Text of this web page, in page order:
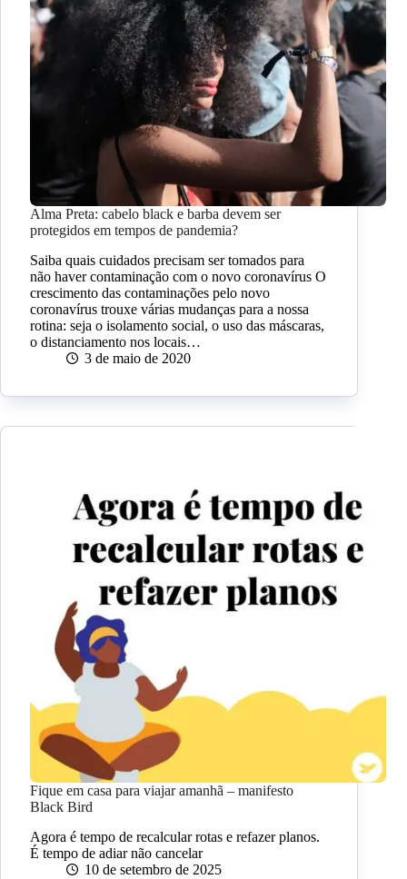
Alma Preta: cabelo black e barba devem ser
protegidos em tempos de pandemia?
Saiba quais cuidados precisam ser tomados para
não haver contaminação com o novo coronavírus O
crescimento das contaminações pelo novo
coronavírus trouxe várias mudanças para a nossa
rotina: seja o isolamento social, o uso das máscaras,
o distanciamento nos locais…
3 de maio de 2020
Fique em casa para viajar amanhã – manifesto
Black Bird
Agora é tempo de recalcular rotas e refazer planos.
É tempo de adiar não cancelar
10 de setembro de 2025